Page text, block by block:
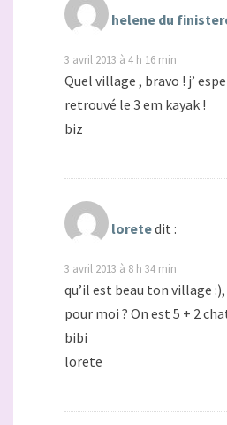
helene du
3 avril 2013 à 4 h 16 min
Quel village , bravo ! j’
retrouvé le 3 em kayak !
biz
loretedit :
3 avril 2013 à 8 h 34 min
qu’il est beau ton village
pour moi ? On est 5 + 2
bibi
lorete